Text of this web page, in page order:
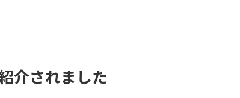
介されました